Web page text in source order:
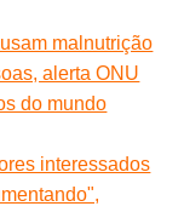
malnutrição
alerta ONU
do mundo
interessados